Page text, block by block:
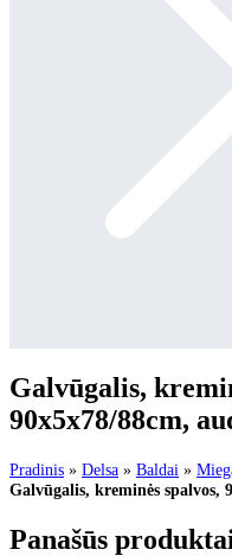
Galvūgalis,
90x5x78/88cm,
Pradinis » Delsa » Baldai »
Galvūgalis, kreminės spalvos,
Panašūs